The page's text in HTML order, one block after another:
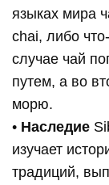
языках мира
chai, либо
случае чай
путем, а во
морю.
• Наследие
изучает
традиций,